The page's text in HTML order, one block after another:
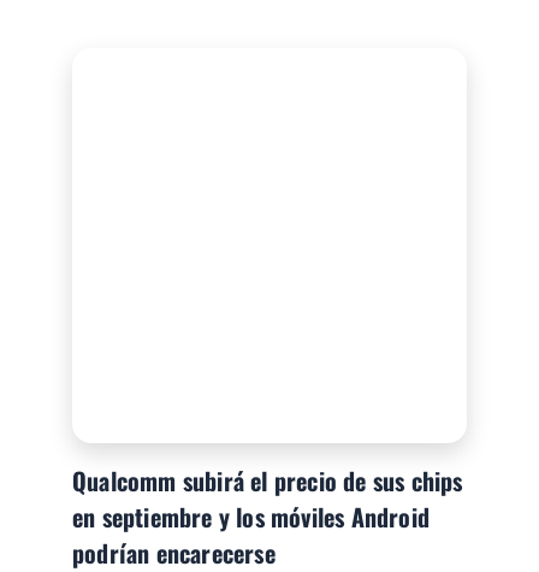
Qualcomm subirá el precio de sus chips
en septiembre y los móviles Android
podrían encarecerse